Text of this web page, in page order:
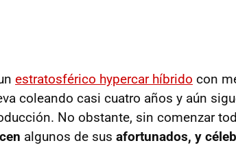
estratosférico hypercar híbrido con
coleando casi cuatro años y aún
No obstante, sin comenzar
algunos de sus afortunados, y